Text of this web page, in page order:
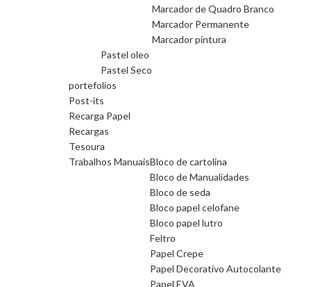
Marcador de Quadro Branco
Marcador Permanente
Marcador pintura
Pastel oleo
Pastel Seco
portefolios
Post-its
Recarga Papel
Recargas
Tesoura
Trabalhos ManuaisBloco de cartolina
Bloco de Manualidades
Bloco de seda
Bloco papel celofane
Bloco papel lutro
Feltro
Papel Crepe
Papel Decorativo Autocolante
Papel EVA